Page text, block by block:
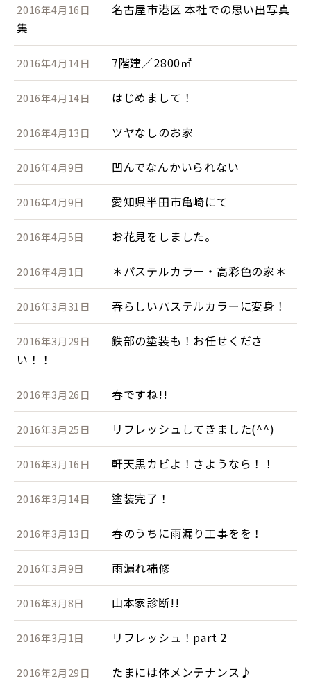
2016年4月16日
名古屋市港区 本社での思い出写真
集
2016年4月14日 7階建／2800㎡
2016年4月14日 はじめまして！
2016年4月13日 ツヤなしのお家
2016年4月9日 凹んでなんかいられない
2016年4月9日 愛知県半田市亀崎にて
2016年4月5日 お花見をしました。
2016年4月1日 ＊パステルカラー・高彩色の家＊
2016年3月31日 春らしいパステルカラーに変身！
2016年3月29日
鉄部の塗装も！お任せくださ
い！！
2016年3月26日 春ですね!!
2016年3月25日 リフレッシュしてきました(^^)
2016年3月16日 軒天黒カビよ！さようなら！！
2016年3月14日 塗装完了！
2016年3月13日 春のうちに雨漏り工事をを！
2016年3月9日 雨漏れ補修
2016年3月8日 山本家診断!!
2016年3月1日 リフレッシュ！part 2
2016年2月29日 たまには体メンテナンス♪